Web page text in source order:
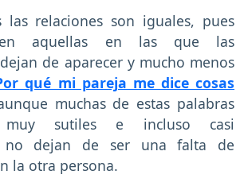
las relaciones son iguales, pues
aquellas en las que las
de aparecer y mucho menos
qué mi pareja me dice cosas
muchas de estas palabras
sutiles e incluso casi
no dejan de ser una falta de
la otra persona.